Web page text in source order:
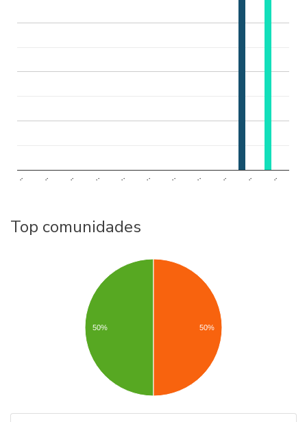
.. .. .. .. .. .. .. .. .. .. ..
Top comunidades
50% 50%